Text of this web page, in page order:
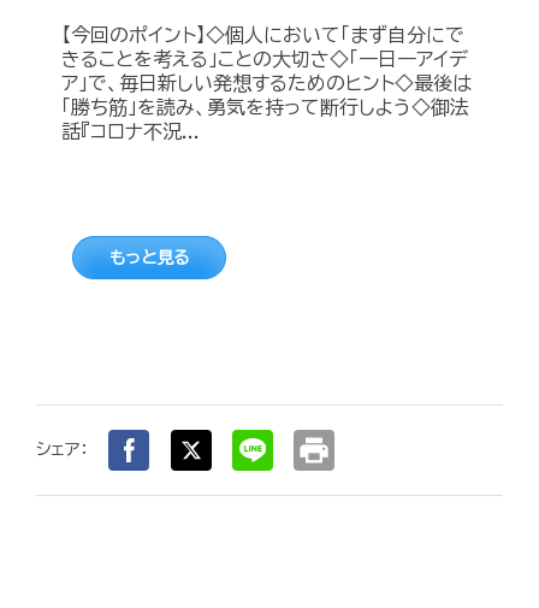
【今回のポイント】◇個人において「まず自分にで
きることを考える」ことの大切さ◇「一日一アイデ
ア」で、毎日新しい発想するためのヒント◇最後は
「勝ち筋」を読み、勇気を持って断行しよう◇御法
話『コロナ不況...
もっと見る
シェア： print